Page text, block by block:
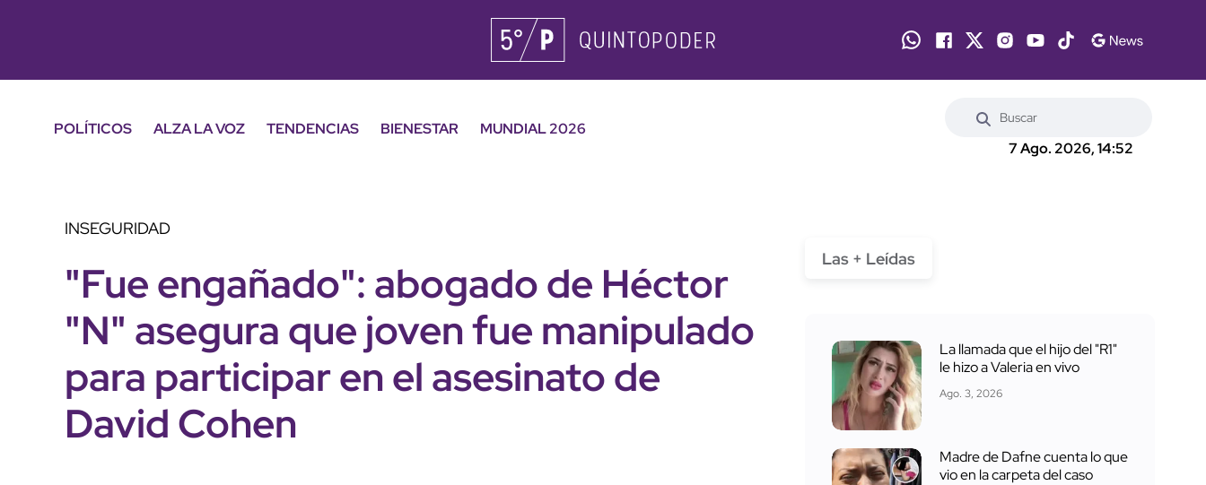
POLÍTICOS ALZA LA VOZ TENDENCIAS BIENESTAR
MUNDIAL 2026
7 Ago. 2026, 14:52
INSEGURIDAD
"Fue engañado": abogado de Héctor
"N" asegura que joven fue manipulado
para participar en el asesinato de
David Cohen
Las + Leídas
La llamada que el hijo del "R1"
le hizo a Valeria en vivo
Ago. 3, 2026
Madre de Dafne cuenta lo que
vio en la carpeta del caso